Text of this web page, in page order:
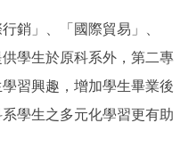
銷」、「國際貿易」、
學生於原科系外，第二專
習興趣，增加學生畢業後
學生之多元化學習更有助